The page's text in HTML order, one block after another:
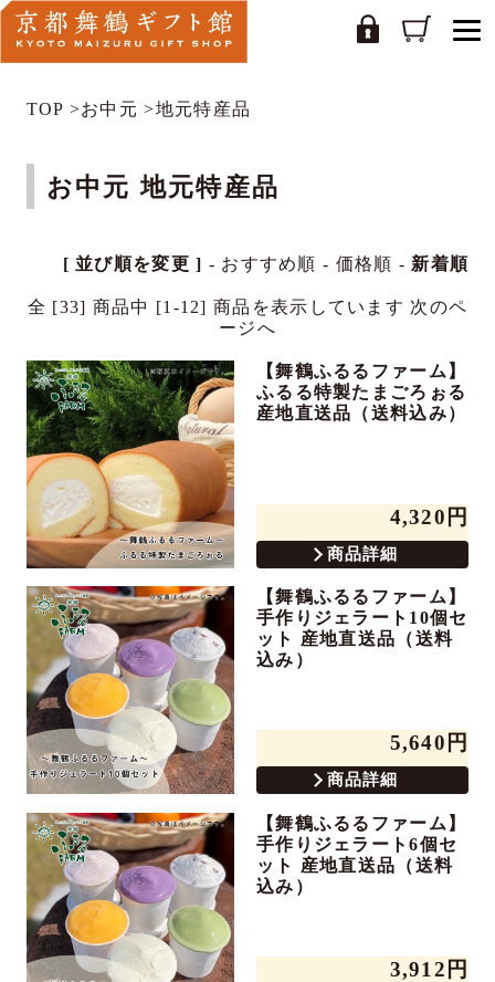
TOP >お中元 >地元特産品
お中元 地元特産品
[ 並び順を変更 ] - おすすめ順 - 価格順 - 新着順
全 [33] 商品中 [1-12] 商品を表示しています 次のペ
ージへ
【舞鶴ふるるファーム】
ふるる特製たまごろぉる
産地直送品（送料込み）
4,320円
商品詳細
【舞鶴ふるるファーム】
手作りジェラート10個セ
ット 産地直送品（送料
込み）
5,640円
商品詳細
【舞鶴ふるるファーム】
手作りジェラート6個セ
ット 産地直送品（送料
込み）
3,912円